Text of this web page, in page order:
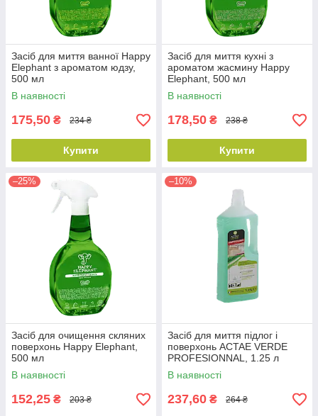
Засіб для миття ванної Happy
Elephant з ароматом юдзу,
500 мл
В наявності
175,50 ₴ 234 ₴
Купити
Засіб для миття кухні з
ароматом жасмину Happy
Elephant, 500 мл
В наявності
178,50 ₴ 238 ₴
Купити
–25%
Засіб для очищення скляних
поверхонь Happy Elephant,
500 мл
В наявності
152,25 ₴ 203 ₴
–10%
Засіб для миття підлог і
поверхонь ACTAE VERDE
PROFESIONNAL, 1.25 л
В наявності
237,60 ₴ 264 ₴